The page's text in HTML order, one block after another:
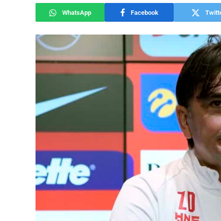
WhatsApp Facebook